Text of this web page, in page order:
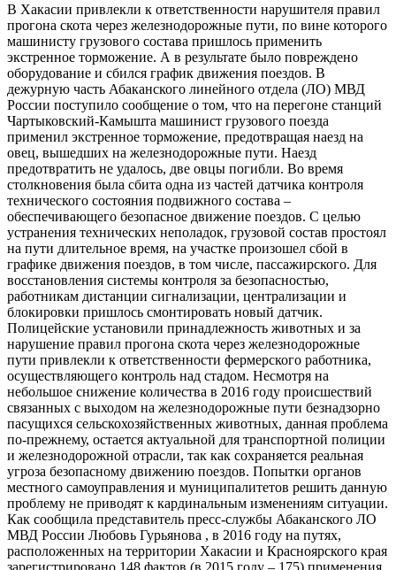
В Хакасии привлекли к ответственности нарушителя правил
прогона скота через железнодорожные пути, по вине которого
машинисту грузового состава пришлось применить
экстренное торможение. А в результате было повреждено
оборудование и сбился график движения поездов. В
дежурную часть Абаканского линейного отдела (ЛО) МВД
России поступило сообщение о том, что на перегоне станций
Чартыковский-Камышта машинист грузового поезда
применил экстренное торможение, предотвращая наезд на
овец, вышедших на железнодорожные пути. Наезд
предотвратить не удалось, две овцы погибли. Во время
столкновения была сбита одна из частей датчика контроля
технического состояния подвижного состава –
обеспечивающего безопасное движение поездов. С целью
устранения технических неполадок, грузовой состав простоял
на пути длительное время, на участке произошел сбой в
графике движения поездов, в том числе, пассажирского. Для
восстановления системы контроля за безопасностью,
работникам дистанции сигнализации, централизации и
блокировки пришлось смонтировать новый датчик.
Полицейские установили принадлежность животных и за
нарушение правил прогона скота через железнодорожные
пути привлекли к ответственности фермерского работника,
осуществляющего контроль над стадом. Несмотря на
небольшое снижение количества в 2016 году происшествий
связанных с выходом на железнодорожные пути безнадзорно
пасущихся сельскохозяйственных животных, данная проблема
по-прежнему, остается актуальной для транспортной полиции
и железнодорожной отрасли, так как сохраняется реальная
угроза безопасному движению поездов. Попытки органов
местного самоуправления и муниципалитетов решить данную
проблему не приводят к кардинальным изменениям ситуации.
Как сообщила представитель пресс-службы Абаканского ЛО
МВД России Любовь Гурьянова , в 2016 году на путях,
расположенных на территории Хакасии и Красноярского края
зарегистрировано 148 фактов (в 2015 году – 175) применения